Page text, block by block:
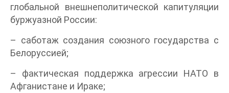
глобальной внешнеполитической капитуляции
буржуазной России:
– саботаж создания союзного государства с
Белоруссией;
– фактическая поддержка агрессии НАТО в
Афганистане и Ираке;